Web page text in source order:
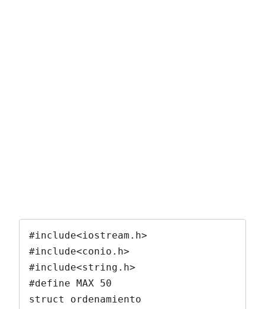
#include<iostream.h>
#include<conio.h>
#include<string.h>
#define MAX 50
struct ordenamiento